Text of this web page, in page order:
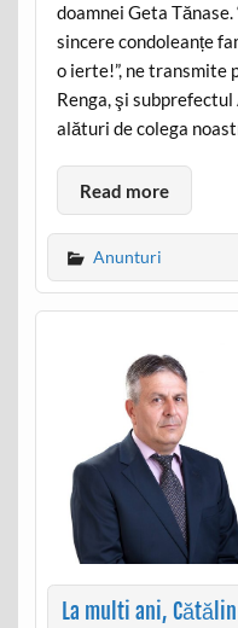
doamnei Geta
sincere condoleanțe
o ierte!”, ne transmite
Renga, şi
alături de colega
Read more
Anunturi
La multi ani, Cătălin